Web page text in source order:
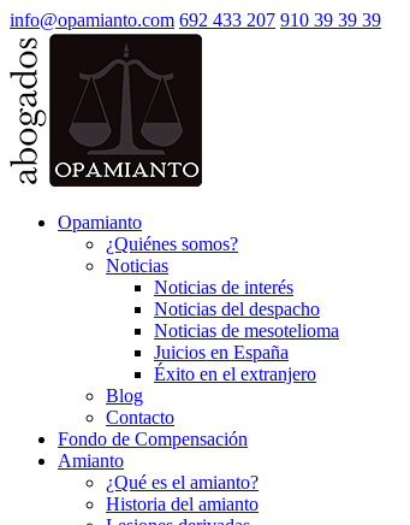
info@opamianto.com 692 433 207 910 39 39 39
Opamianto
¿Quiénes somos?
Noticias
Noticias de interés
Noticias del despacho
Noticias de mesotelioma
Juicios en España
Éxito en el extranjero
Blog
Contacto
Fondo de Compensación
Amianto
¿Qué es el amianto?
Historia del amianto